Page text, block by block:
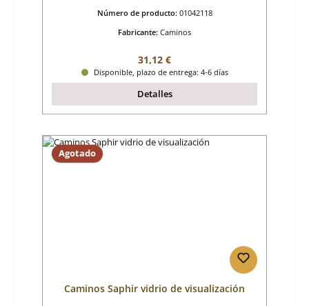
Número de producto: 01042118
Fabricante: Caminos
Precio normal:
31,12 €
Disponible, plazo de entrega: 4-6 días
Detalles
Agotado
Caminos Saphir vidrio de visualización